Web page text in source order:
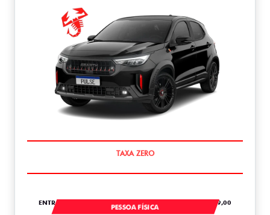
ENTRADA DE R$ 104.728,61 +18 PARCELAS DE R$ 2.759,00
PESSOA FÍSICA